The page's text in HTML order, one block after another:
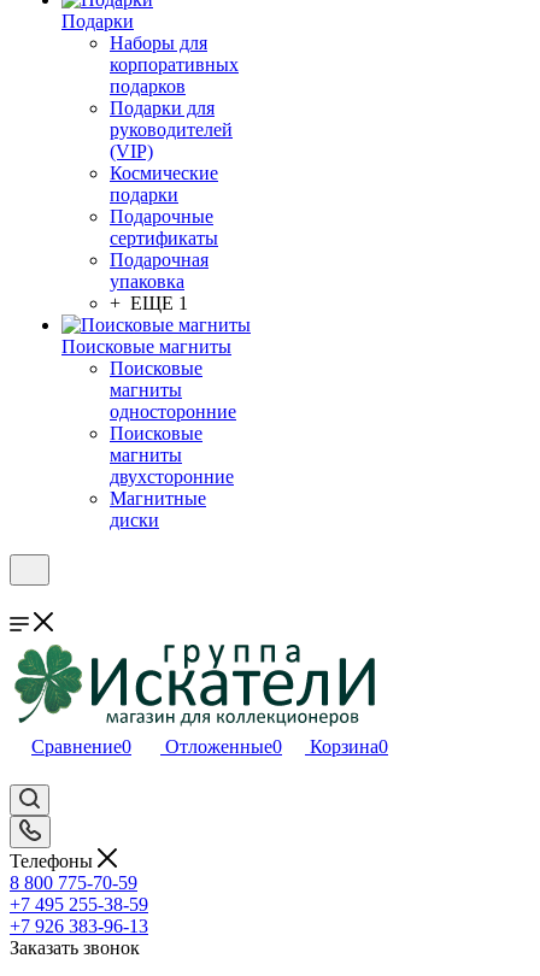
Подарки
Наборы для
корпоративных
подарков
Подарки для
руководителей
(VIP)
Космические
подарки
Подарочные
сертификаты
Подарочная
упаковка
+ ЕЩЕ 1
Поисковые магниты
Поисковые
магниты
односторонние
Поисковые
магниты
двухсторонние
Магнитные
диски
Сравнение0 Отложенные0 Корзина0
Телефоны
8 800 775-70-59
+7 495 255-38-59
+7 926 383-96-13
Заказать звонок